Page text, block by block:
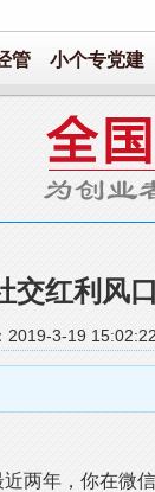
管 小个专党建
交红利风
2019-3-19
年，你在微信